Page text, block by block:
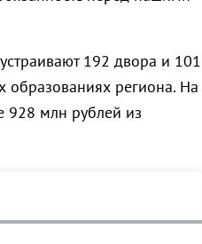
192 двора и 101
образованиях региона. На
928 млн рублей из